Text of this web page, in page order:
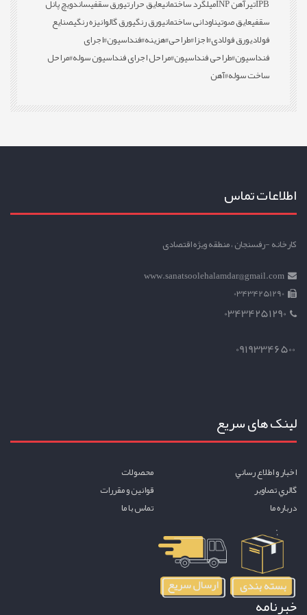
IPBتیرآهن INP میلگرد ساختمانیعایق حرارتیورق سقفیساندویچ پانل
سقفیعایق صوتیناودانی ساختمانیورق رنگیورق گالوانیزه رنگیصنایع
فولادیورق فولادی#اجزا#طراحی#هزینه#فنداسیون#اجرای
فنداسیون#طراحی فنداسیون#مراحل اجرای فنداسیون سوله#مراحل
ساخت سوله#آهن
اطلاعات تماس
کارخانه -رفسنجان ، منطقه ویژه اقتصادی
www.sanatsoolehalamdar@gmail.com
03434251290
03434251290
09193346500
لینک های سریع
اخبار و اطلاع رساني
محصولات
گالري تصاوير
قوانين و مقررات
درباره ما
تماس با ما
خبرنامه